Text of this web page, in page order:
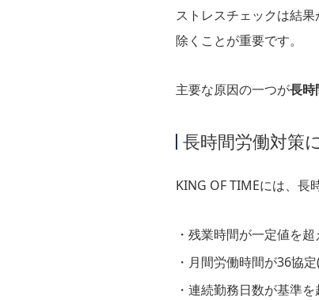
ストレスチェックは結
除くことが重要です。
主要な原因の一つが長時
長時間労働対策
KING OF TIMEには、長
残業時間が一定値を
月間労働時間が36協
連続勤務日数が基準